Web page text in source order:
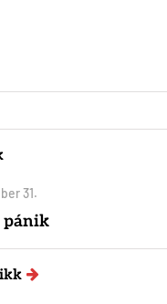
31.
pánik